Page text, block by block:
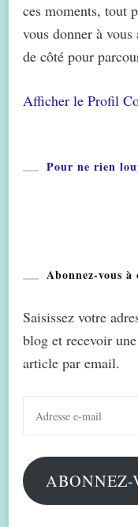
ces moments, tout
vous donner à
de côté pour
Afficher le Profil
Pour ne rien
Abonnez-vous
Saisissez votre
blog et recevoir
article par email.
mail
ABONNEZ-